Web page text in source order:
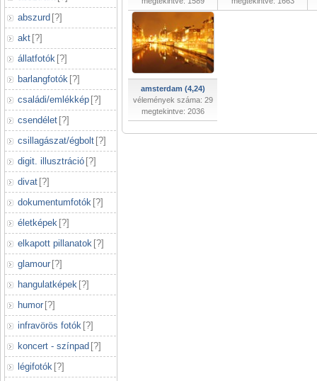
abszurd [?]
akt [?]
állatfotók [?]
barlangfotók [?]
családi/emlékkép [?]
csendélet [?]
csillagászat/égbolt [?]
digit. illusztráció [?]
divat [?]
dokumentumfotók [?]
életképek [?]
elkapott pillanatok [?]
glamour [?]
hangulatképek [?]
humor [?]
infravörös fotók [?]
koncert - színpad [?]
légifotók [?]
amsterdam (4,24)
vélemények száma: 29
megtekintve: 2036